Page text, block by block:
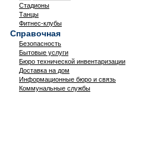
Стадионы
Танцы
Фитнес-клубы
Справочная
Безопасность
Бытовые услуги
Бюро технической инвентаризации
Доставка на дом
Информационные бюро и связь
Коммунальные службы